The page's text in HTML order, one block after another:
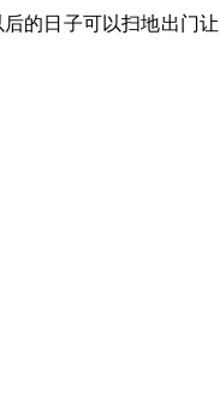
的日子可以扫地出门让